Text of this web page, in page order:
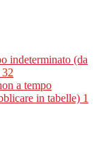
indeterminato (da
32
a tempo
in tabelle) 1